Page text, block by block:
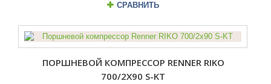
СРАВНИТЬ
ПОРШНЕВОЙ КОМПРЕССОР RENNER RIKO
700/2X90 S-KT